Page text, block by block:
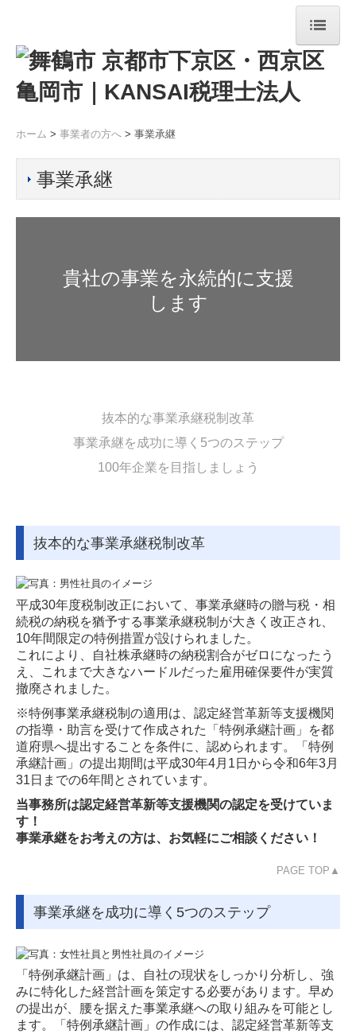
ホーム
法人案内
舞鶴事務所
京都事務所
税務・会計
経営サポート・コンサルティング
セミナー案内
お問合せ
ホーム > 事業者の方へ > 事業承継
事業承継
貴社の事業を永続的に支援
抜本的な事業承継税制改革
事業承継を成功に導く5つのステップ
100年企業を目指しましょう
抜本的な事業承継税制改革
平成30年度税制改正において、事業承継時の贈与税・相
続税の納税を猶予する事業承継税制が大きく改正され、
10年間限定の特例措置が設けられました。
これにより、自社株承継時の納税割合がゼロになったう
え、これまで大きなハードルだった雇用確保要件が実質
撤廃されました。
※特例事業承継税制の適用は、認定経営革新等支援機関
の指導・助言を受けて作成された「特例承継計画」を都
道府県へ提出することを条件に、認められます。「特例
承継計画」の提出期間は平成30年4月1日から令和6年3月
31日までの6年間とされています。
当事務所は認定経営革新等支援機関の認定を受けていま
す！
事業承継をお考えの方は、お気軽にご相談ください！
PAGE TOP▲
事業承継を成功に導く5つのステップ
「特例承継計画」は、自社の現状をしっかり分析し、強
みに特化した経営計画を策定する必要があります。早め
の提出が、腰を据えた事業承継への取り組みを可能とし
ます。「特例承継計画」の作成には、認定経営革新等支